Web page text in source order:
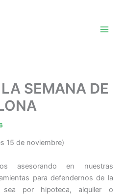
SEMANA DE
15 de noviembre)
asesorando en nuestras
para defendernos de la
sea por hipoteca, alquiler o